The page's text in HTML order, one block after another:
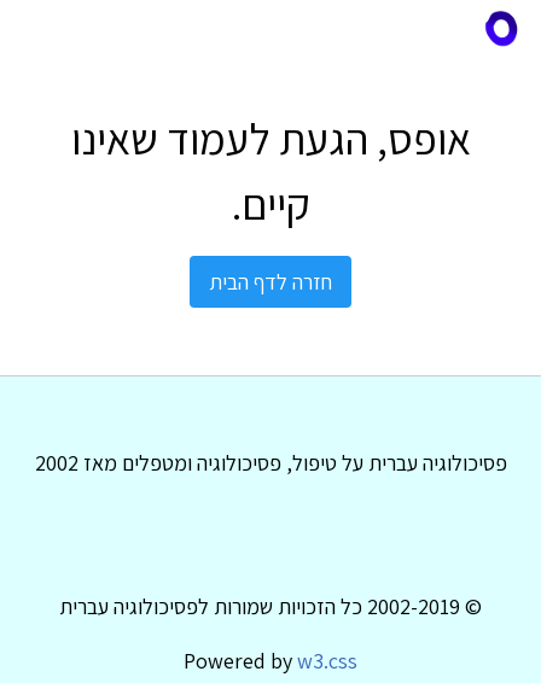
אופס, הגעת לעמוד שאינו
קיים.
חזרה לדף הבית
פסיכולוגיה עברית על טיפול, פסיכולוגיה ומטפלים מאז 2002
© 2002-2019 כל הזכויות שמורות לפסיכולוגיה עברית
Powered byw3.css